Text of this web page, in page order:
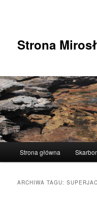
Strona
Strona główna
ARCHIWA TAGU: